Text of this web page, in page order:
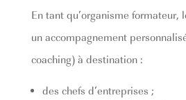
En tant qu’organisme formateur,
un accompagnement
coaching) à destination :
des chefs d’entreprises ;